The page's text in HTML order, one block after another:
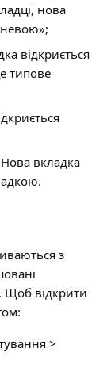
нова
відкриється
типове
Нова вкладка
з
Щоб відкрити
>